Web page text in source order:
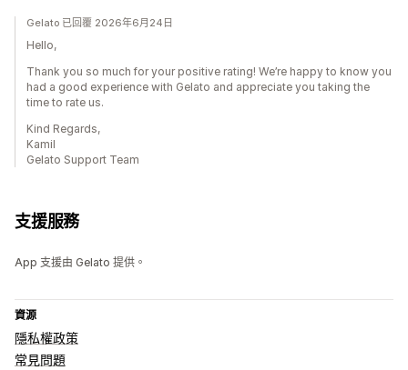
Gelato 已回覆 2026年6月24日
Hello,
Thank you so much for your positive rating! We’re happy to know you
had a good experience with Gelato and appreciate you taking the
time to rate us.
Kind Regards,
Kamil
Gelato Support Team
支援服務
App 支援由 Gelato 提供。
資源
隱私權政策
常見問題